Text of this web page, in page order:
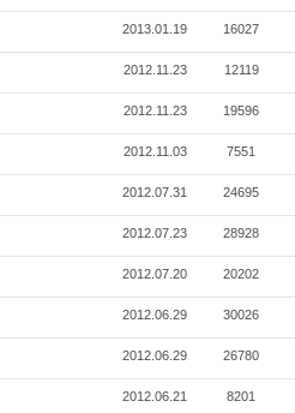
2013.01.19 16027
2012.11.23 12119
2012.11.23 19596
2012.11.03 7551
2012.07.31 24695
2012.07.23 28928
2012.07.20 20202
2012.06.29 30026
2012.06.29 26780
2012.06.21 8201